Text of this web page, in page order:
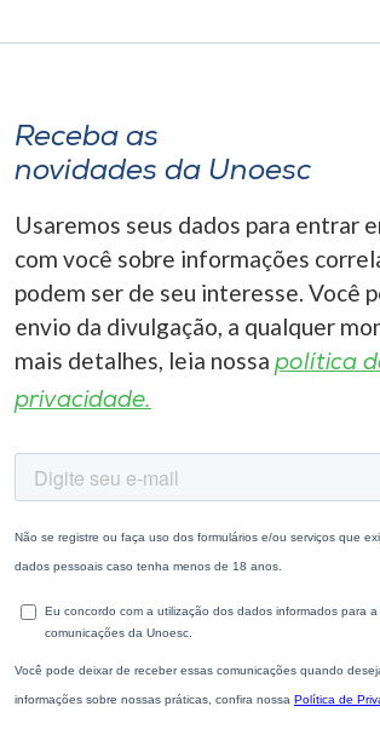
Receba as
novidades da Unoesc
Usaremos seus dados para entrar
com você sobre informações
podem ser de seu interesse. Você
envio da divulgação, a qualquer
mais detalhes, leia nossa política
privacidade.